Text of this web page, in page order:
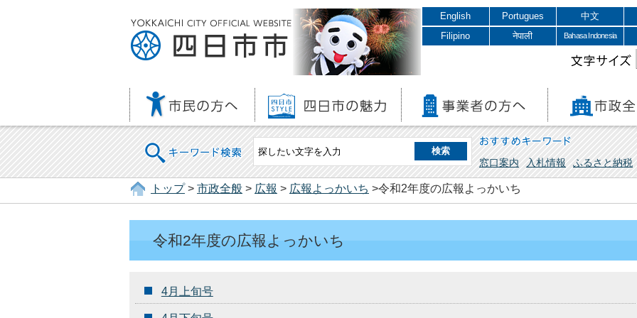
English Portugues
中文
Filipino
नेपाली Bahasa Indonesia
文字サイズ
キーワード検索 おすすめキーワード
窓口案内 入札情報 ふるさと納税
トップ> 市政全般 > 広報 > 広報よっかいち >令和2年度の広報よっかいち
令和2年度の広報よっかいち
4月上旬号